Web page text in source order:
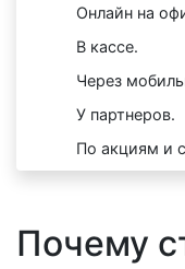
Онлайн на
В кассе.
Через
У партнеров.
По акциям и
Почему